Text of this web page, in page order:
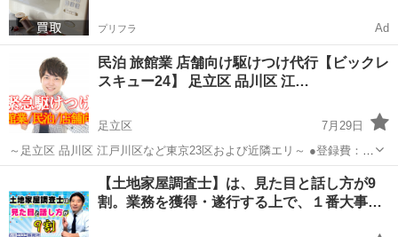
プリフラ Ad
民泊 旅館業 店舗向け駆けつけ代行【ビックレ
スキュー24】 足立区 品川区 江…
足立区
7月29日
～足立区 品川区 江戸川区など東京23区および近隣エリ～ ●登録費：
15,000円(税別) ※当社HP要確認 ・同じ集合住宅であれば3室まで有効
・登録費は正式なご依頼を受けた段階で発生いたします。 万が一、...
その他 ホスト
【土地家屋調査士】は、見た目と話し方が9
割。業務を獲得・遂行する上で、１番大事…